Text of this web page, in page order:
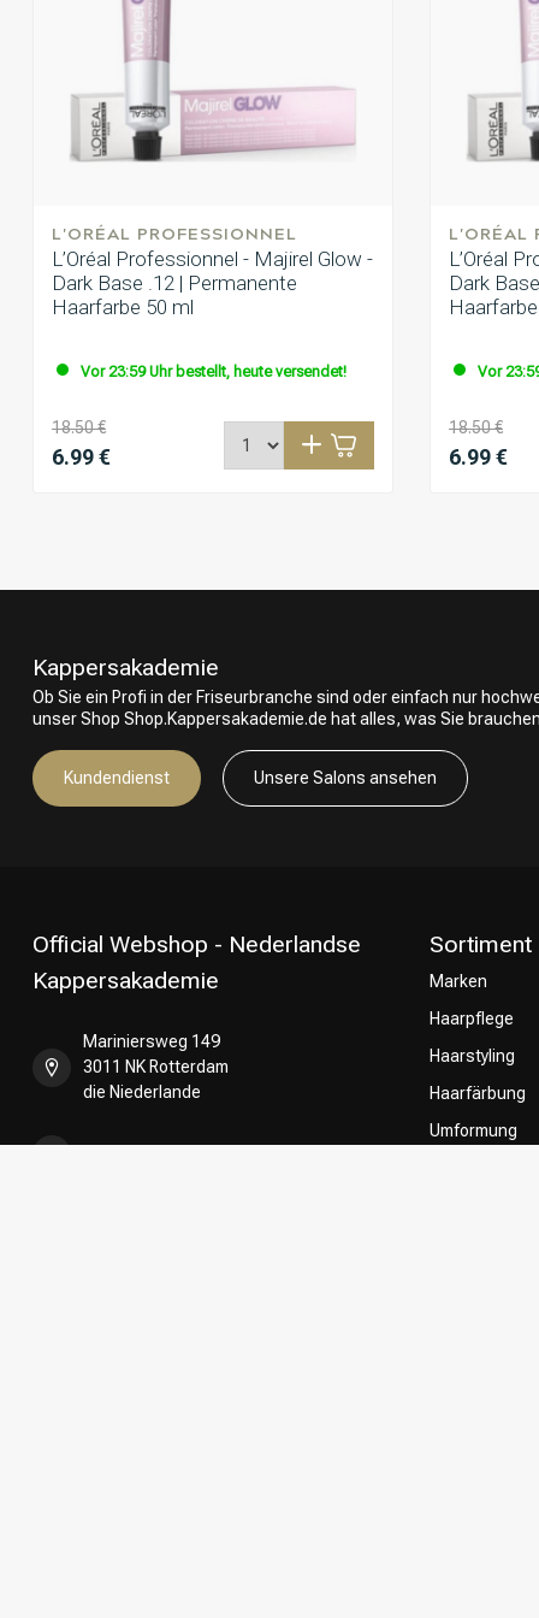
L'ORÉAL PROFESSIONNEL
L’Oréal Professionnel - Majirel Glow -
Dark Base .12 | Permanente
Haarfarbe 50 ml
Vor 23:59 Uhr bestellt, heute versendet!
18.50 €
6.99 €
L'ORÉAL
L’Oréal
Dark
Vor
18.50 €
6.99 €
Kappersakademie
Ob Sie ein Profi in der Friseurbranche sind oder einfach nur
unser Shop Shop.Kappersakademie.de hat alles, was Sie
Kundendienst Unsere Salons ansehen
Official Webshop - Nederlandse
Kappersakademie
Mariniersweg 149
3011 NK Rotterdam
die Niederlande
Sortiment
Marken
Haarpflege
Haarstyling
Haarfärbung
Umformung